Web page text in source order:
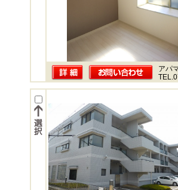
アパ